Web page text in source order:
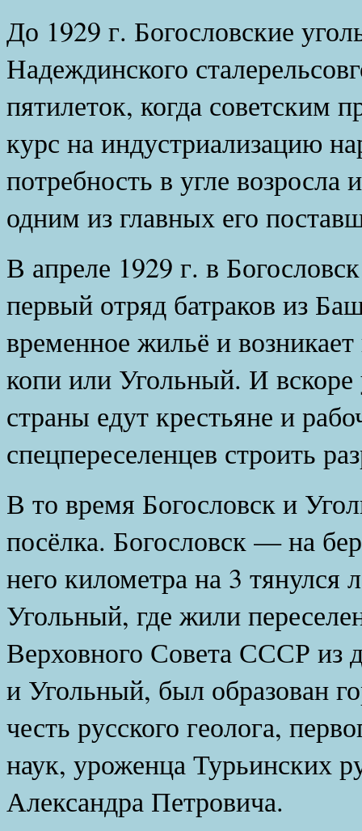
До 1929 г. Богословские
Надеждинского
пятилеток, когда советским
курс на индустриализацию
потребность в угле возросла
одним из главных его
В апреле 1929 г. в
первый отряд батраков из
временное жильё и
копи или Угольный. И вскоре
страны едут крестьяне и
спецпереселенцев строить
В то время Богословск и
посёлка. Богословск — на
него километра на 3 тянулся
Угольный, где жили
Верховного Совета СССР из
и Угольный, был образован
честь русского геолога,
наук, уроженца Турьинских
Александра Петровича.